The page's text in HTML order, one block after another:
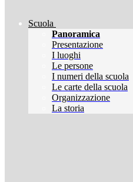
Scuola
Panoramica
Presentazione
I luoghi
Le persone
I numeri della scuola
Le carte della scuola
Organizzazione
La storia